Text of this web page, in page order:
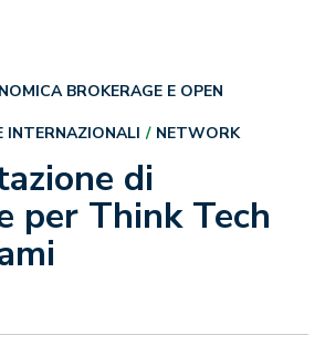
di
per Think Tech
BROKERAGE E OPEN
INTERNAZIONALI
NETWORK